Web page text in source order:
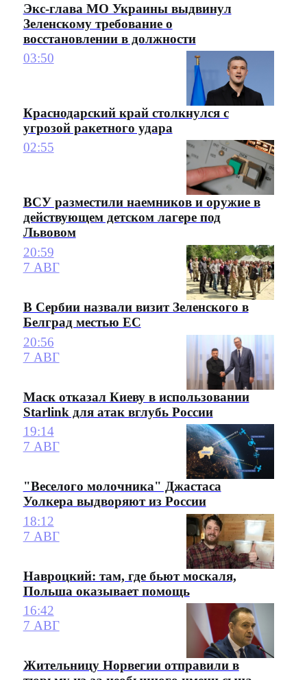
Экс-глава МО Украины выдвинул
Зеленскому требование о
восстановлении в должности
03:50
Краснодарский край столкнулся с
угрозой ракетного удара
02:55
ВСУ разместили наемников и оружие в
действующем детском лагере под
Львовом
20:59
7 АВГ
В Сербии назвали визит Зеленского в
Белград местью ЕС
20:56
7 АВГ
Маск отказал Киеву в использовании
Starlink для атак вглубь России
19:14
7 АВГ
"Веселого молочника" Джастаса
Уолкера выдворяют из России
18:12
7 АВГ
Навроцкий: там, где бьют москаля,
Польша оказывает помощь
16:42
7 АВГ
Жительницу Норвегии отправили в